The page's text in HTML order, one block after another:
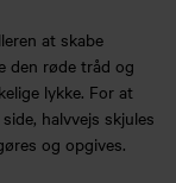
at skabe
den røde tråd og
lykke. For at
halvvejs skjules
og opgives.